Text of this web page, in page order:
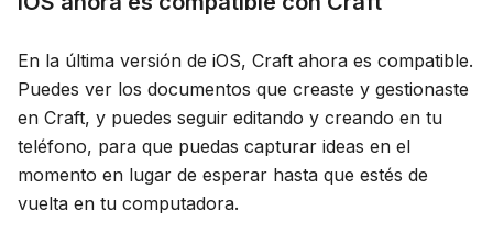
Blog
Actualizaciones
En la última versión de iOS, Craft ahora es compatible.
Puedes ver los documentos que creaste y gestionaste
en Craft, y puedes seguir editando y creando en tu
teléfono, para que puedas capturar ideas en el
momento en lugar de esperar hasta que estés de
vuelta en tu computadora.